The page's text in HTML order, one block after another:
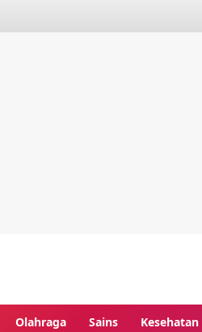
Olahraga Sains Kesehatan